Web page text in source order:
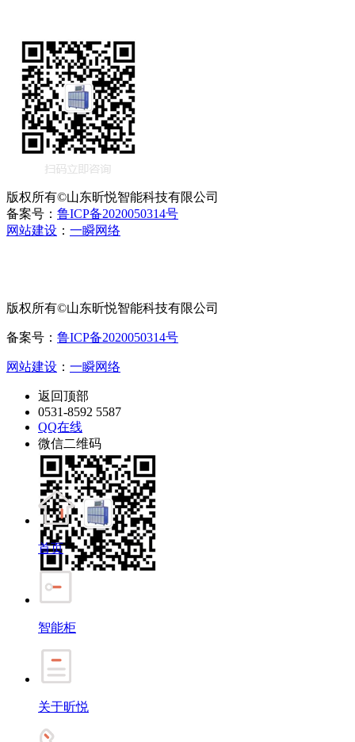
版权所有©山东昕悦智能科技有限公司
备案号： 鲁ICP备2020050314号
网站建设 ： 一瞬网络
版权所有©山东昕悦智能科技有限公司
备案号： 鲁ICP备2020050314号
网站建设 ： 一瞬网络
返回顶部
0531-8592 5587
QQ在线
微信二维码
首页
智能柜
关于昕悦